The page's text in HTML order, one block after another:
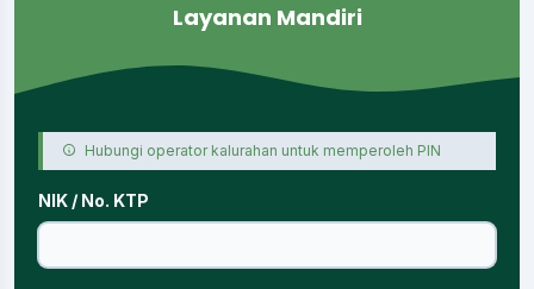
Layanan Mandiri
Hubungi operator kalurahan untuk memperoleh PIN
NIK / No. KTP